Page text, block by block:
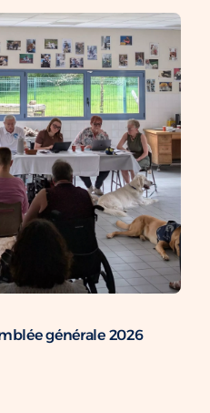
générale 2026